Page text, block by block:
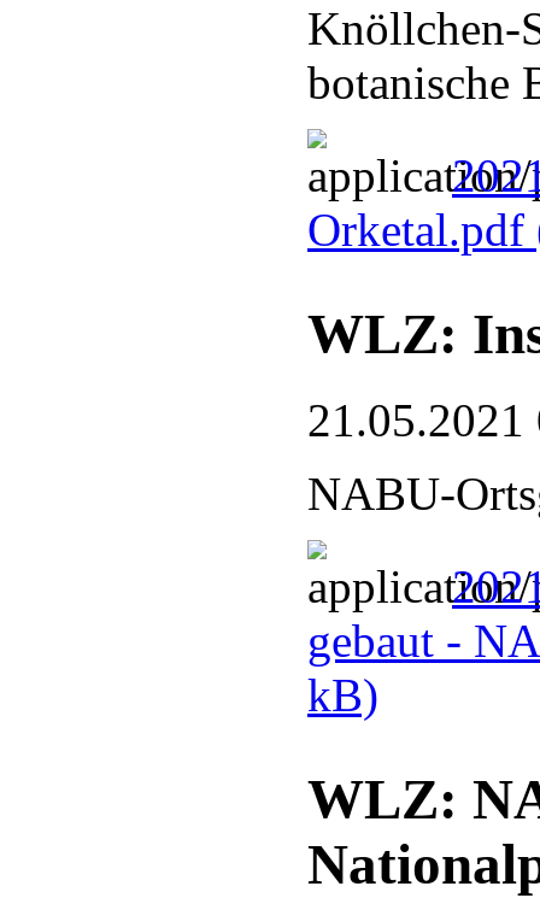
Knöllchen-
botanische
Orketal.pdf
WLZ:
21.05.2021
NABU-
gebaut -
kB)
WLZ: